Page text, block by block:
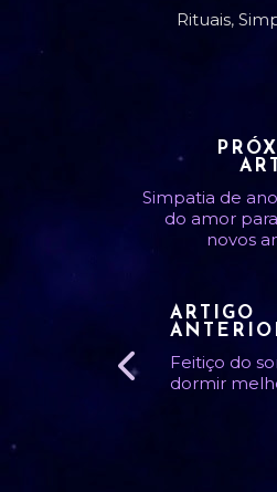
Rituais,
Simpatia de
do amor
novos
ARTIGO
Feitiço do
dormir